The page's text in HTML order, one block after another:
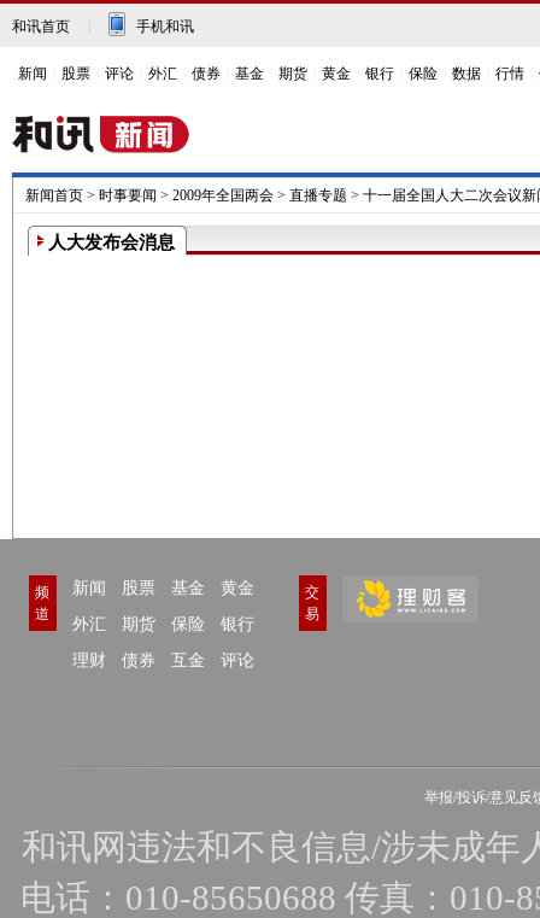
和讯首页 手机和讯
新闻 股票 评论 外汇 债券 基金 期货 黄金 银行 保险 数据 行情
新闻首页 > 时事要闻 > 2009年全国两会 > 直播专题 > 十一届全国人大二次会议新
人大发布会消息
频
道
新闻 股票 基金
黄金
外汇
期货 保险
银行
理财
债券 互金 评论
交
易
举报/投诉/意见反
和讯网违法和不良信息/涉未成年
电话：010-85650688 传真：010-